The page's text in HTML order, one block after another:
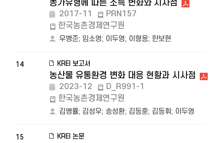
농가유형에 따른 소득 변화와 시사점
2017-11
PRN157
한국농촌경제연구원
우병준; 임소영; 이두영; 이형용; 한보현
14 KREI 보고서
농산물 유통환경 변화 대응 현황과 시사점
2023-12
D_R991-1
한국농촌경제연구원
김병률; 김성우; 송성환; 김동훈; 김동휘; 이두영
15 KREI 논문